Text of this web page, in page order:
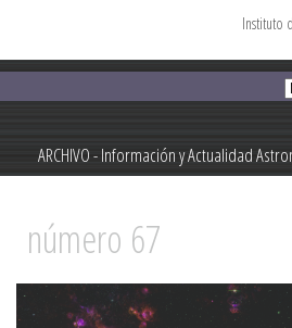
contenido
ARCHIVO - Información y Actualidad
Información y Actualidad Astronómica
Instituto
número 67